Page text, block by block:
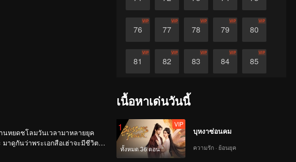
76
VIP
77
VIP
78
VIP
79
VIP
80
VIP
81
VIP
82
VIP
83
VIP
84
VIP
85
VIP
นหยดชโลมวันเวลามาหลายยุค
าดูกันว่าพระเอกสือเฮ่าจะมีชีวิตที่
เนื้อหาเด่นวันนี้
1
ทั้งหมด 36 ตอน
VIP
บุหงาซ่อนคม
ความรัก · ย้อนยุค